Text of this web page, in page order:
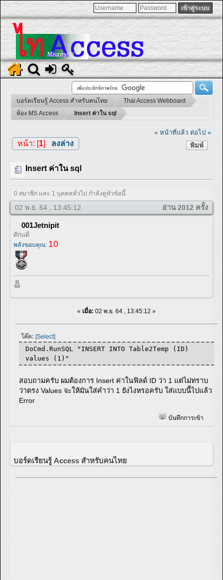
บอร์ดเรียนรู้ Access สำหรับคนไทย
Thai Access Webboard
ห้อง MS Access
Insert ค่าใน sql
« หน้าที่แล้ว ต่อไป »
พิมพ์
หน้า: [1] ลงล่าง
Insert ค่าใน sql
0 สมาชิก และ 1 บุคคลทั่วไป กำลังดูหัวข้อนี้
02 พ.ย. 64 , 13:45:12 อ่าน 2012 ครั้ง
001Jetnipit
ดักแด้
พลังขอบคุณ: 10
« เมื่อ: 02 พ.ย. 64 , 13:45:12 »
โค๊ด: [Select]
DoCmd.RunSQL "INSERT INTO Table2Temp (ID)
values (1)"
สอบถามครับ ผมต้องการ Insert ค่าในฟิลด์ ID ว่า 1 แต่ไม่ทราบ
ว่าตรง Values จะให้มันใส่คำว่า 1 ยังไงหรอครับ ใส่แบบนี้ไปแล้ว
Error
บันทึกการเข้า
บอร์ดเรียนรู้ Access สำหรับคนไทย